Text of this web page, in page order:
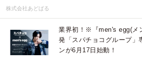
株式会社あどばる
業界初！※『men's egg(メ
発「スパチョコグループ」
ンが6月17日始動！